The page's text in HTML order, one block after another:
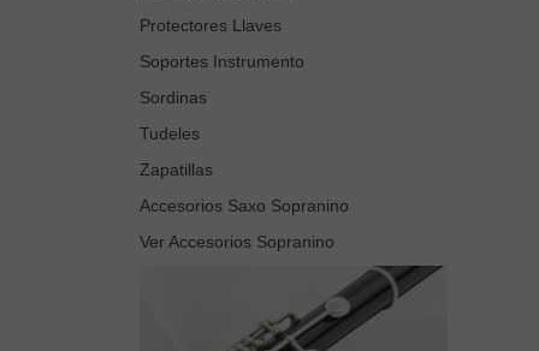
Protectores Llaves
Soportes Instrumento
Sordinas
Tudeles
Zapatillas
Accesorios Saxo Sopranino
Ver Accesorios Sopranino